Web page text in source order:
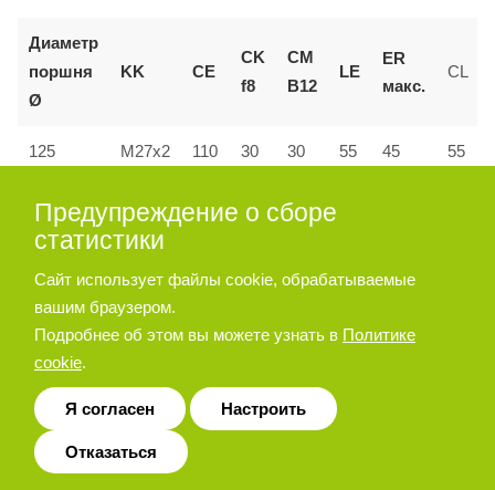
Диаметр
поршня
Ø
KK CE
CK
f8
CM
B12
LE
ER
макс.
CL
125 M27x2 110 30 30 55 45 55
160 и
200
M36x2 144 35 35
Позиционер штока
Предупреждение о сборе
статистики
Сайт использует файлы cookie, обрабатываемые
вашим браузером.
Подробнее об этом вы можете узнать в Политике
cookie.
Я согласен Настроить
Отказаться